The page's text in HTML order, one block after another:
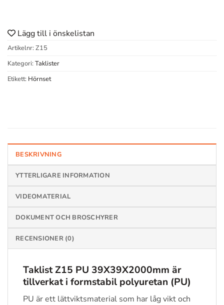
Lägg till i önskelistan
Artikelnr: Z15
Kategori: Taklister
Etikett: Hörnset
BESKRIVNING
YTTERLIGARE INFORMATION
VIDEOMATERIAL
DOKUMENT OCH BROSCHYRER
RECENSIONER (0)
Taklist Z15 PU 39X39X2000mm är
tillverkat i formstabil polyuretan (PU)
PU är ett lättviktsmaterial som har låg vikt och